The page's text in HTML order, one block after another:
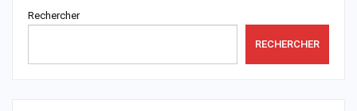
Rechercher
RECHERCHER